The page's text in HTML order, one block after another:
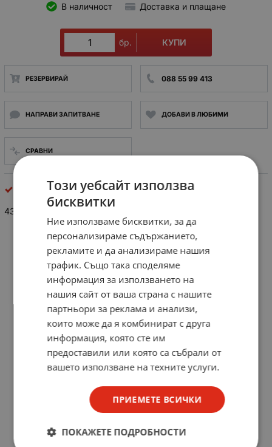
В наличност Доставка и плащане
бр. КУПИ
РЕЗЕРВИРАЙ 088 55 99 413
НАПРАВИ ЗАПИТВАНЕ ДОБАВИ В ЛЮБИМИ
СРАВНИ
Неполярни кондензатори
43pF/63V керамичен кондензатор, THT
Този уебсайт използва
бисквитки
Ние използваме бисквитки, за да
персонализираме съдържанието,
рекламите и да анализираме нашия
трафик. Също така споделяме
информация за използването на
нашия сайт от ваша страна с нашите
партньори за реклама и анализи,
които може да я комбинират с друга
информация, която сте им
предоставили или която са събрали от
вашето използване на техните услуги.
ПРИЕМЕТЕ ВСИЧКИ
ПОКАЖЕТЕ ПОДРОБНОСТИ